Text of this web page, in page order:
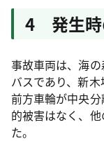
4 発生時
事故車両は、海
バスであり、新
前方車輪が中央
的被害はなく、
た。